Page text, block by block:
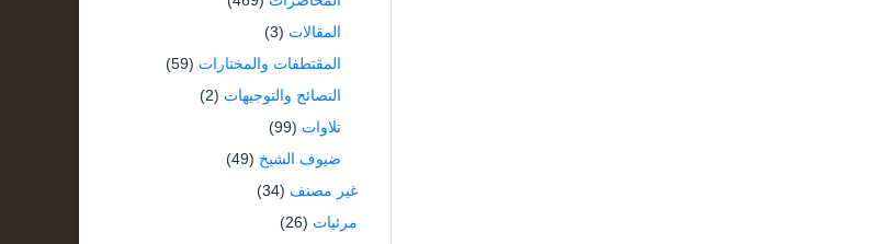
المقالات (3)
المقتطفات والمختارات (59)
النصائح والتوجيهات (2)
تلاوات (99)
ضيوف الشيخ (49)
غير مصنف (34)
مرئيات (26)